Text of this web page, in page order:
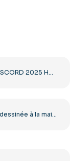
LOGO DISCORD 2025 HORIZONTAL STANDARD : télécharger gratuitement une image PNG
Peinture dessinée à la main avec logo rose Barbie